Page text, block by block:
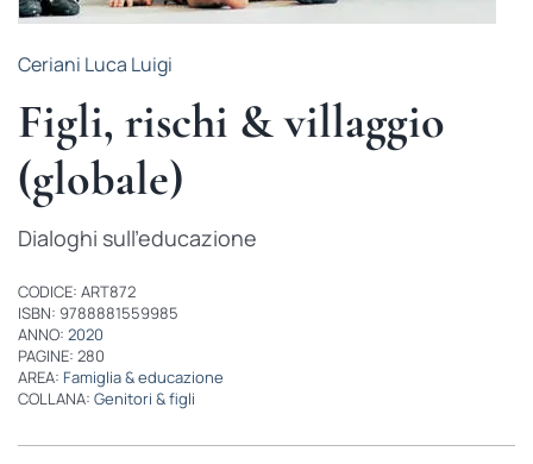
Ceriani Luca Luigi
Figli, rischi & villaggio
(globale)
Dialoghi sull'educazione
CODICE: ART872
ISBN: 9788881559985
ANNO: 2020
PAGINE: 280
AREA: Famiglia & educazione
COLLANA: Genitori & figli